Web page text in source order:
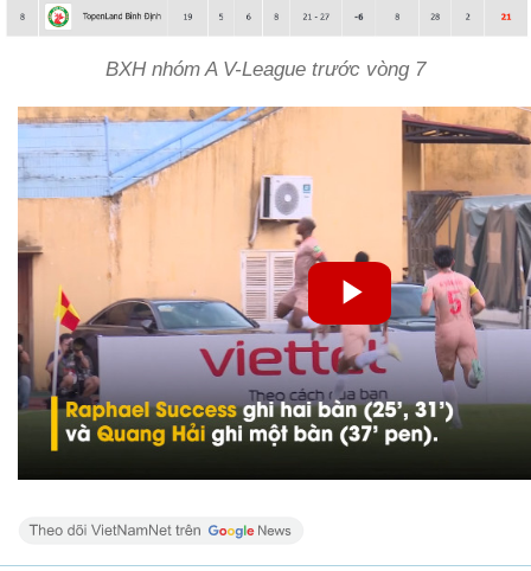
BXH nhóm A V-League trước vòng 7